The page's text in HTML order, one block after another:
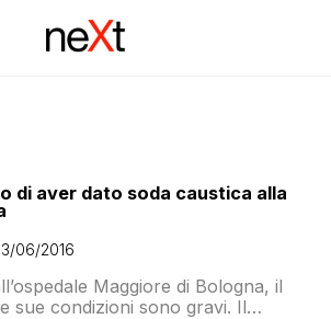
di aver dato soda caustica alla
06/2016
Maggiore di Bologna, il
sue condizioni sono gravi. Il